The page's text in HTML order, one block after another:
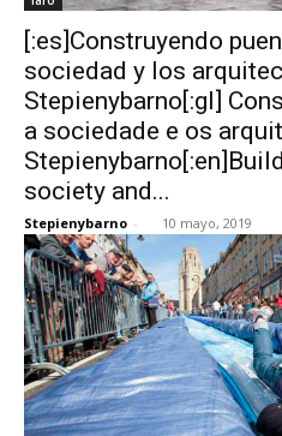
[:es]Construyendo
sociedad y los
Stepienybarno[:gl]
a sociedade e os
society and...
Stepienybarno - 10 mayo, 2019